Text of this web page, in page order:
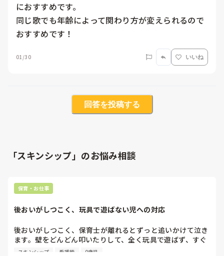
におすすめです。
同じ歌でも年齢によって関わり方が変えられるので
おすすめです！
01/30 いいね
回答を投稿する
「スキンシップ」のお悩み相談
保育・お仕事
後おいがしつこく、玩具で遊ばない児への対応
後おいがしつこく、保育士が離れるとずっと追いかけて泣き
ます。壁をどんどん叩いたりして、全く玩具で遊ばず、すぐ
に空きてしまうのか、
スキンシップ 看護師 0歳児